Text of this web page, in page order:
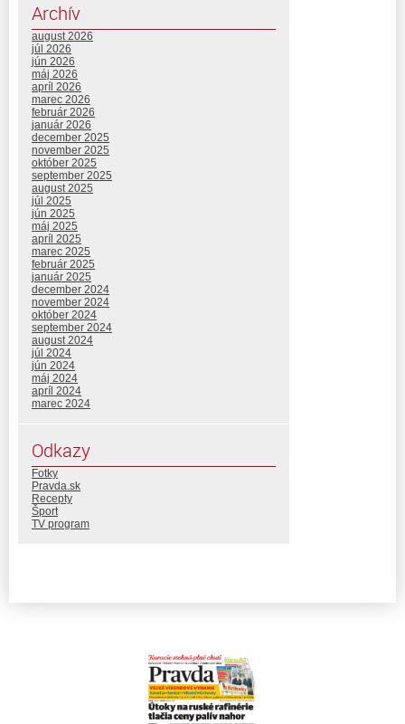
Archív
august 2026
júl 2026
jún 2026
máj 2026
apríl 2026
marec 2026
február 2026
január 2026
december 2025
november 2025
október 2025
september 2025
august 2025
júl 2025
jún 2025
máj 2025
apríl 2025
marec 2025
február 2025
január 2025
december 2024
november 2024
október 2024
september 2024
august 2024
júl 2024
jún 2024
máj 2024
apríl 2024
marec 2024
Odkazy
Fotky
Pravda.sk
Recepty
Šport
TV program